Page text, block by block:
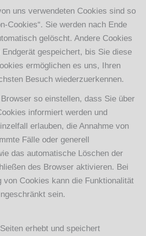
uns verwendeten Cookies sind so
Cookies“. Sie werden nach Ende
gelöscht. Andere Cookies
Endgerät gespeichert, bis Sie diese
ermöglichen es uns, Ihren
Besuch wiederzuerkennen.
so einstellen, dass Sie über
informiert werden und
erlauben, die Annahme von
Fälle oder generell
das automatische Löschen der
des Browser aktivieren. Bei
von Cookies kann die Funktionalität
sein.
erhebt und speichert